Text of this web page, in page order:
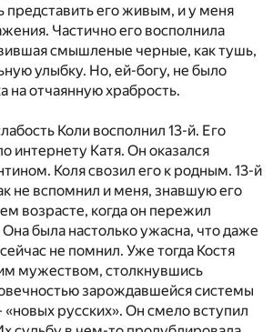
представить его живым, и у меня
Частично его восполнила
смышленые черные, как тушь,
улыбку. Но, ей-богу, не было
на отчаянную храбрость.
Коли восполнил 13-й. Его
интернету Катя. Он оказался
Коля свозил его к родным. 13-й
не вспомнил и меня, знавшую его
возрасте, когда он пережил
была настолько ужасна, что даже
не помнил. Уже тогда Костя
мужеством, столкнувшись
зарождавшейся системы
русских». Он смело вступил